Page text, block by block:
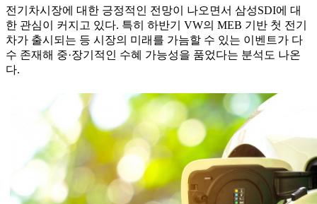
전기차시장에 대한 긍정적인 전망이 나오면서 삼성SDI에 대
한 관심이 커지고 있다. 특히 하반기 VW의 MEB 기반 첫 전기
차가 출시되는 등 시장의 미래를 가늠할 수 있는 이벤트가 다
수 존재해 중·장기적인 수혜 가능성을 품었다는 분석도 나온
다.